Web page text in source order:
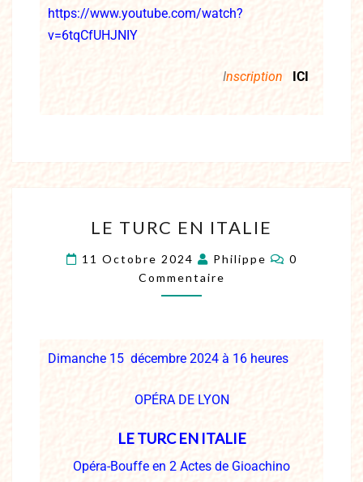
https://www.youtube.com/watch?
v=6tqCfUHJNIY
Inscription ICI
LE TURC EN ITALIE
11 Octobre 2024 Philippe
0
Commentaire
Dimanche 15 décembre 2024 à 16 heures
OPÉRA DE LYON
LE TURC EN ITALIE
Opéra-Bouffe en 2 Actes de Gioachino